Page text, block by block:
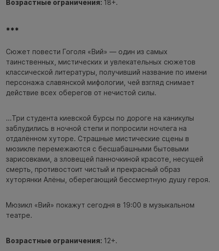
Возрастные ограничения: 18+.
***
Сюжет повести Гоголя «Вий» — один из самых
таинственных, мистических и увлекательных сюжетов
классической литературы, получивший название по имени
персонажа славянской мифологии, чей взгляд снимает
действие всех оберегов от нечистой силы.
...Три студента киевской бурсы по дороге на каникулы
заблудились в ночной степи и попросили ночлега на
отдалённом хуторе. Страшные мистические сцены в
мюзикле перемежаются с бесшабашными бытовыми
зарисовками, а зловещей панночкиной красоте, несущей
смерть, противостоит чистый и прекрасный образ
хуторянки Алёны, оберегающий бессмертную душу героя.
Мюзикл «Вий» покажут сегодня в 19:00 в музыкальном
театре.
Возрастные ограничения: 12+.